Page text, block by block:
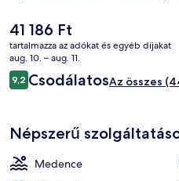
A
jelenlegi
ár
41 186 Ft
41 186 Ft
tartalmazza az adókat és egyéb díjakat
aug. 10. – aug. 11.
Értékelések
9,29,2 ennyiből: 10
CsodálatosAz összes
Népszerű
Medence